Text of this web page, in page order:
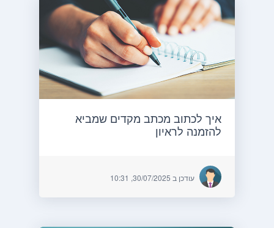
איך לכתוב מכתב מקדים שמביא
להזמנה לראיון
עודכן ב 30/07/2025, 10:31